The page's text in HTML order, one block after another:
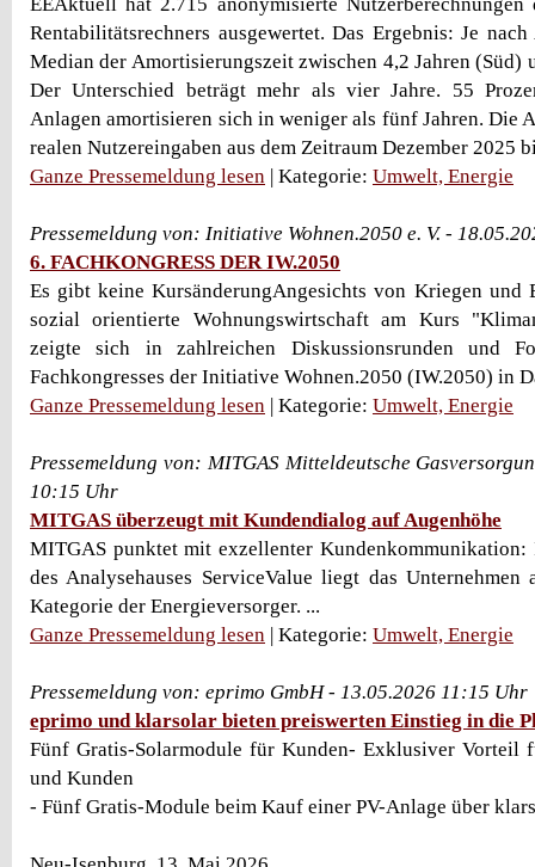
Rentabilitätsrechners ausgewertet. Das Ergebnis: Je
Median der Amortisierungszeit zwischen 4,2 Jahren (Süd)
Der Unterschied beträgt mehr als vier Jahre. 55
Anlagen amortisieren sich in weniger als fünf Jahren. Die
realen Nutzereingaben aus dem Zeitraum Dezember 2025
Ganze Pressemeldung lesen | Kategorie: Umwelt, Energie
Pressemeldung von: Initiative Wohnen.2050 e. V. -
6. FACHKONGRESS DER IW.2050
Es gibt keine KursänderungAngesichts von Kriegen und
sozial orientierte Wohnungswirtschaft am Kurs
zeigte sich in zahlreichen Diskussionsrunden und
Fachkongresses der Initiative Wohnen.2050 (IW.2050) in
Ganze Pressemeldung lesen | Kategorie: Umwelt, Energie
Pressemeldung von: MITGAS Mitteldeutsche
10:15 Uhr
MITGAS überzeugt mit Kundendialog auf Augenhöhe
MITGAS punktet mit exzellenter
des Analysehauses ServiceValue liegt das
Kategorie der Energieversorger. ...
Ganze Pressemeldung lesen | Kategorie: Umwelt, Energie
Pressemeldung von: eprimo GmbH - 13.05.2026 11:15 Uhr
eprimo und klarsolar bieten preiswerten Einstieg in die
Fünf Gratis-Solarmodule für Kunden- Exklusiver Vorteil
und Kunden
- Fünf Gratis-Module beim Kauf einer PV-Anlage über